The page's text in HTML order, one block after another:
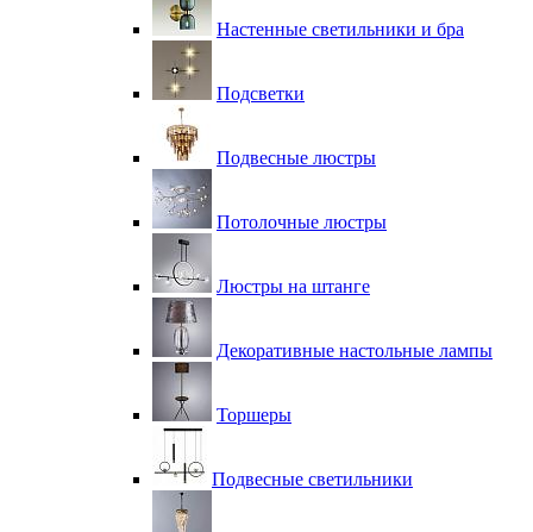
Настенные светильники и бра
Подсветки
Подвесные люстры
Потолочные люстры
Люстры на штанге
Декоративные настольные лампы
Торшеры
Подвесные светильники